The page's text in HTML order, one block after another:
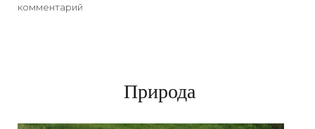
on
комментарий
Природа